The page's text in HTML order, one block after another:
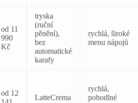
od 11
990
Kč
tryska
(ruční
pěnění),
bez
automatické
karafy
rychlá, široké
menu nápojů
od 12
LatteCrema
rychlá,
pohodlné